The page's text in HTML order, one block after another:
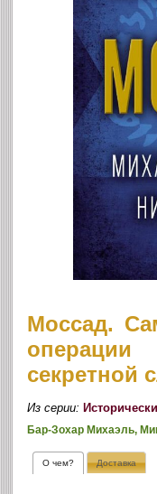
Моссад.
секретной
Из серии:
Бар-Зохар Михаэль,
О чем? Доставка